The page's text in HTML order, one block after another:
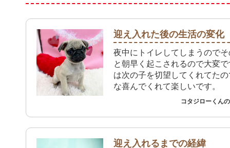
迎え入れた後の生活の変化
夜中にトイレしてしまうので
と朝早く起こされるので大変
は次の子を切望してくれてた
な喜んでくれて楽しいです。
コタジローくん
迎え入れるまでの経緯